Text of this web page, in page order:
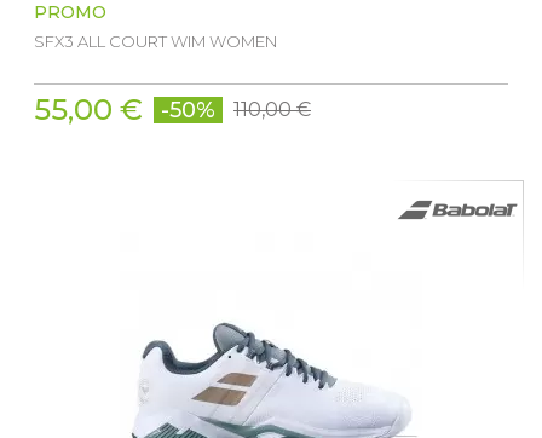
PROMO
SFX3 ALL COURT WIM WOMEN
55,00 € -50% 110,00 €